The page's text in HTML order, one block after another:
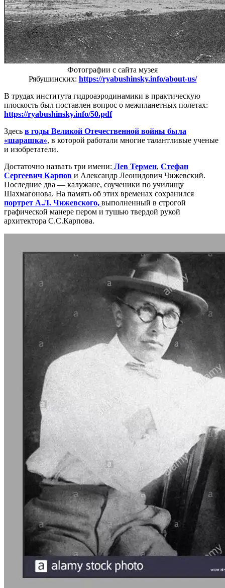
Фотографии с сайта музея
Рябушинских: https://ryabushinsky.info/about-us/
В трудах института гидроаэродинамики в практическую
плоскость был поставлен вопрос о межпланетных полетах:
https://ryabushinsky.info/50.pdf
Здесь в годы Великой Отечественной войны была
«шарашка», в которой работали многие талантливые ученые
и изобретатели.
Достаточно назвать три имени: Лев Термен, Стефан
Сергеевич Карпов и Александр Леонидович Чижевский.
Последние два — калужане, соученики по училищу
Шахмагонова. На память об этих временах сохранился
портрет А.Л. Чижевского, выполненный в строгой
графической манере пером и тушью твердой рукой
архитектора С.С.Карпова.